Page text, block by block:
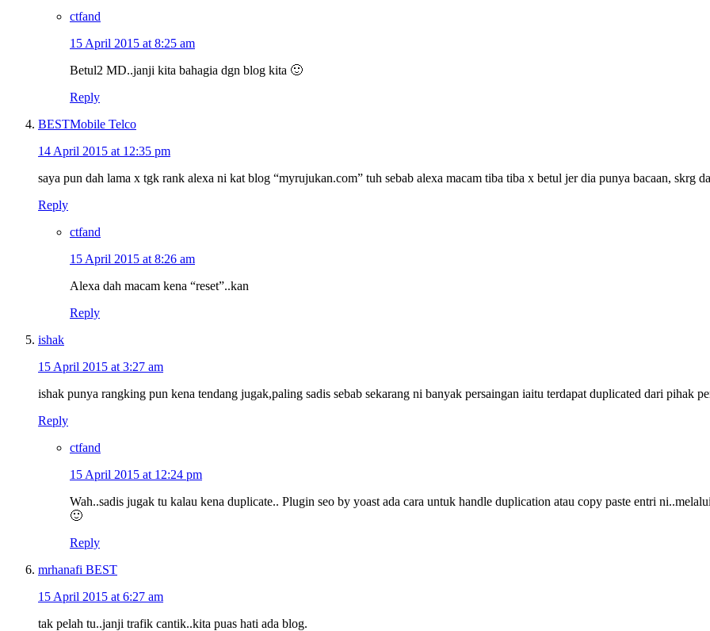
ctfand
15 April 2015 at 8:25 am
Betul2 MD..janji kita bahagia dgn blog kita 🙂
Reply
BESTMobile Telco
14 April 2015 at 12:35 pm
saya pun dah lama x tgk rank alexa ni kat blog “myrujukan.com” tuh sebab alexa macam tiba tiba x betul jer dia punya bacaan, skrg
Reply
ctfand
15 April 2015 at 8:26 am
Alexa dah macam kena “reset”..kan
Reply
ishak
15 April 2015 at 3:27 am
ishak punya rangking pun kena tendang jugak,paling sadis sebab sekarang ni banyak persaingan iaitu terdapat duplicated dari pihak
Reply
ctfand
15 April 2015 at 12:24 pm
Wah..sadis jugak tu kalau kena duplicate.. Plugin seo by yoast ada cara untuk handle duplication atau copy paste entri
🙂
Reply
mrhanafi BEST
15 April 2015 at 6:27 am
tak pelah tu..janji trafik cantik..kita puas hati ada blog.